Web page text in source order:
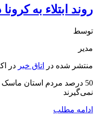
روند ابتلاء ‌به
توسط
مدیر
منتشر شده در اتاق خبر در
50 درصد مردم استان
نمی‌گیرند
ادامه مطلب